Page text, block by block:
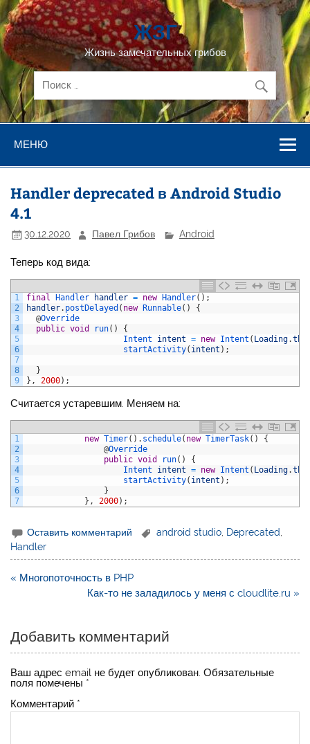
Перейти
к
содержимому
ЖЗГ
Жизнь замечательных грибов
МЕНЮ
Handler deprecated в Android Studio
4.1
30.12.2020 Павел Грибов Android
Теперь код вида:
1
2
3
4
5
6
7
8
9
final Handler handler = new Handler( ) ;
handler. postDelayed ( new Runnable( )
{
@Override
public void run( )
{
Intent intent = new Intent ( Loading.
startActivity( intent ) ;
}
} , 2000) ;
Считается устаревшим. Меняем на:
1
2
3
4
5
6
7
new Timer( ) . schedule( new TimerTask( )
{
@Override
public void run( )
{
Intent intent = new Intent ( Loading.
startActivity( intent ) ;
}
} , 2000) ;
Оставить комментарий android studio Deprecated
Handler
Навигация
« Многопоточность в PHP
Как-то не заладилось у меня с cloudlite.ru »
Добавить комментарий
Ваш адрес email не будет опубликован. Обязательные
поля помечены *
Комментарий *